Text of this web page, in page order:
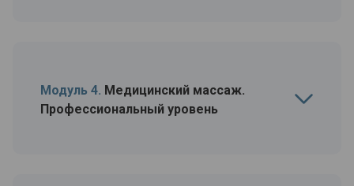
Модуль 4. Медицинский массаж.
Профессиональный уровень